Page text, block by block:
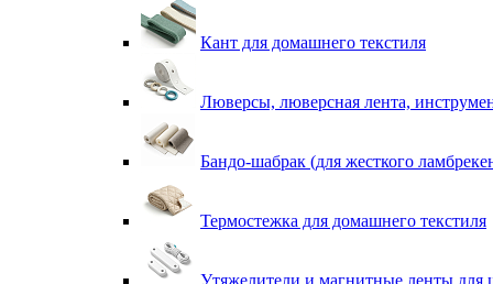
Кант для домашнего текстиля
Люверсы, люверсная лента,
Бандо-шабрак (для жесткого
Термостежка для домашнего текстиля
Утяжелители и магнитные ленты для